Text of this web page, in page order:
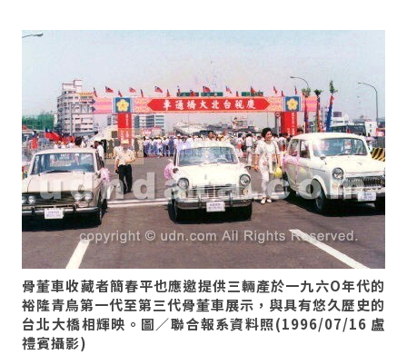
骨董車收藏者簡春平也應邀提供三輛產於一九六O年代的
裕隆青鳥第一代至第三代骨董車展示，與具有悠久歷史的
台北大橋相輝映。圖／聯合報系資料照(1996/07/16 盧
禮賓攝影)